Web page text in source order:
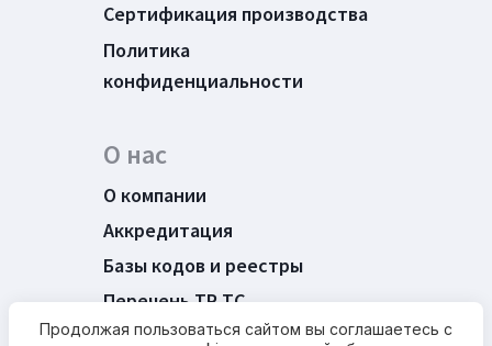
Сертификация производства
Политика
конфиденциальности
О нас
О компании
Аккредитация
Базы кодов и реестры
Перечень ТР ТС
Новости
Продолжая пользоваться сайтом вы соглашаетесь с